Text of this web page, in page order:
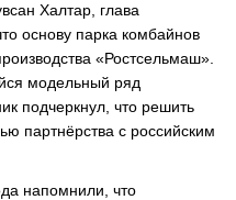
Халтар, глава
основу парка комбайнов
«Ростсельмаш».
модельный ряд
подчеркнул, что решить
партнёрства с российским
напомнили, что